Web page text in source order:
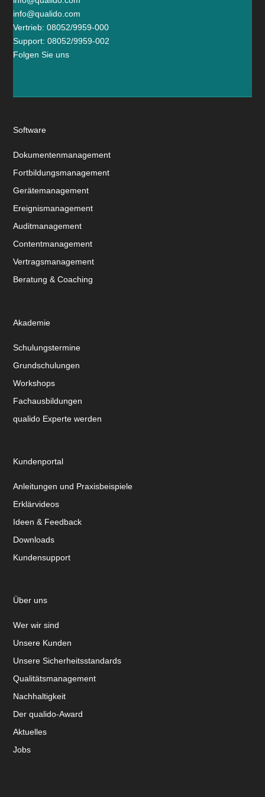
info@qualido.com
Vertrieb: 08052/9959-000
Support: 08052/9959-002
Folgen Sie uns
Software
Dokumentenmanagement
Fortbildungsmanagement
Gerätemanagement
Ereignismanagement
Auditmanagement
Contentmanagement
Vertragsmanagement
Beratung & Coaching
Akademie
Schulungstermine
Grundschulungen
Workshops
Fachausbildungen
qualido Experte werden
Kundenportal
Anleitungen und Praxisbeispiele
Erklärvideos
Ideen & Feedback
Downloads
Kundensupport
Über uns
Wer wir sind
Unsere Kunden
Unsere Sicherheitsstandards
Qualitätsmanagement
Nachhaltigkeit
Der qualido-Award
Aktuelles
Jobs